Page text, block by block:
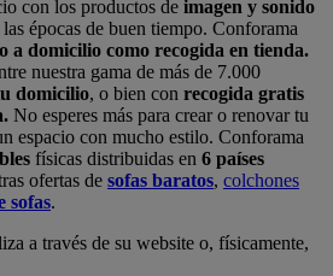
con los productos de imagen y sonido
las épocas de buen tiempo. Conforama
a domicilio como recogida en tienda.
nuestra gama de más de 7.000
domicilio, o bien con recogida gratis
No esperes más para crear o renovar tu
espacio con mucho estilo. Conforama
físicas distribuidas en 6 países
ofertas de sofas baratos, colchones
sofas.
a través de su website o, físicamente,